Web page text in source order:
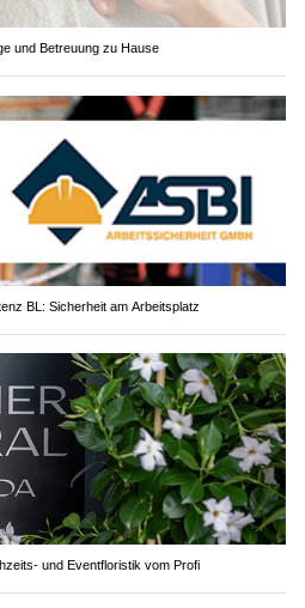
und Betreuung zu Hause
BL: Sicherheit am Arbeitsplatz
und Eventfloristik vom Profi